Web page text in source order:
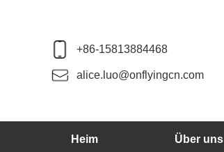
+86-15813884468
alice.luo@onflyingcn.com
Heim Über uns